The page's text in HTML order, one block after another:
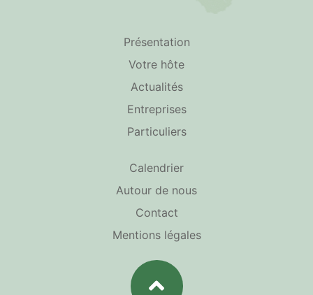
Présentation
Votre hôte
Actualités
Entreprises
Particuliers
Calendrier
Autour de nous
Contact
Mentions légales